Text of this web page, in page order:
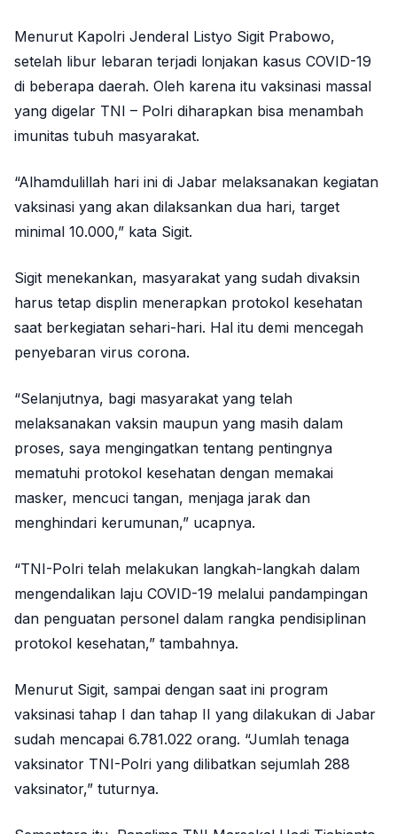
Menurut Kapolri Jenderal Listyo Sigit Prabowo,
setelah libur lebaran terjadi lonjakan kasus COVID-19
di beberapa daerah. Oleh karena itu vaksinasi massal
yang digelar TNI – Polri diharapkan bisa menambah
imunitas tubuh masyarakat.
“Alhamdulillah hari ini di Jabar melaksanakan kegiatan
vaksinasi yang akan dilaksankan dua hari, target
minimal 10.000,” kata Sigit.
Sigit menekankan, masyarakat yang sudah divaksin
harus tetap displin menerapkan protokol kesehatan
saat berkegiatan sehari-hari. Hal itu demi mencegah
penyebaran virus corona.
“Selanjutnya, bagi masyarakat yang telah
melaksanakan vaksin maupun yang masih dalam
proses, saya mengingatkan tentang pentingnya
mematuhi protokol kesehatan dengan memakai
masker, mencuci tangan, menjaga jarak dan
menghindari kerumunan,” ucapnya.
“TNI-Polri telah melakukan langkah-langkah dalam
mengendalikan laju COVID-19 melalui pandampingan
dan penguatan personel dalam rangka pendisiplinan
protokol kesehatan,” tambahnya.
Menurut Sigit, sampai dengan saat ini program
vaksinasi tahap I dan tahap II yang dilakukan di Jabar
sudah mencapai 6.781.022 orang. “Jumlah tenaga
vaksinator TNI-Polri yang dilibatkan sejumlah 288
vaksinator,” tuturnya.